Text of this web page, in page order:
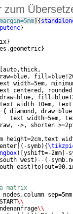
zum
{
}
}
}
auto,thick,
width=5em,
centered,
draw=blue,
width=10em,
{
diamond,
text width=5em,
->, shorten
height=2cm,text
( -symb) {
([ yshift=-2mm
-
west ) -- ( -
east )to
matrix
\\
\\